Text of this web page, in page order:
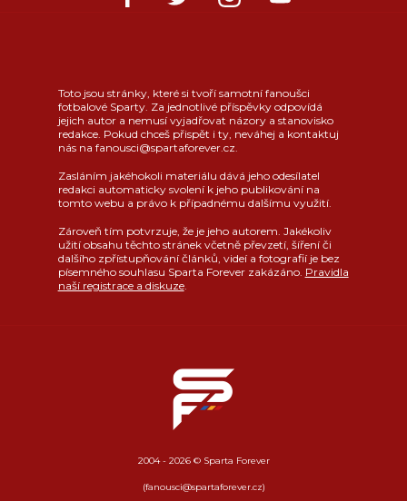
Toto jsou stránky, které si tvoří samotní fanoušci
fotbalové Sparty. Za jednotlivé příspěvky odpovídá
jejich autor a nemusí vyjadřovat názory a stanovisko
redakce. Pokud chceš přispět i ty, neváhej a kontaktuj
nás na fanousci@spartaforever.cz.
Zasláním jakéhokoli materiálu dává jeho odesílatel
redakci automaticky svolení k jeho publikování na
tomto webu a právo k případnému dalšímu využití.
Zároveň tím potvrzuje, že je jeho autorem. Jakékoliv
užití obsahu těchto stránek včetně převzetí, šíření či
dalšího zpřístupňování článků, videí a fotografií je bez
písemného souhlasu Sparta Forever zakázáno. Pravidla
naší registrace a diskuze.
2004 - 2026 © Sparta Forever
(fanousci@spartaforever.cz)